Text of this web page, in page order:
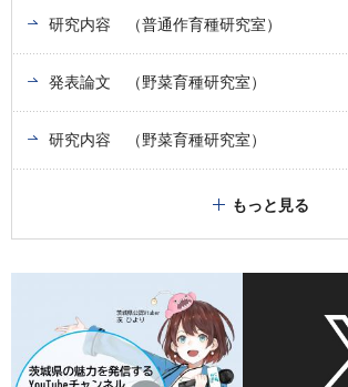
研究内容 （普通作育種研究室）
発表論文 （野菜育種研究室）
研究内容 （野菜育種研究室）
もっと見る